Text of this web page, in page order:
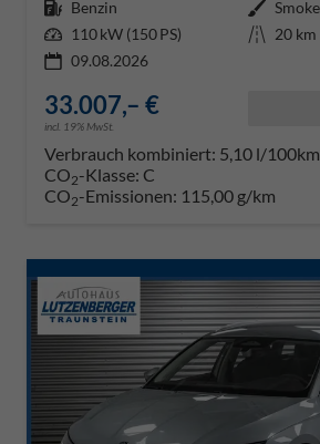
Kraftstoff Benzin Außenfarbe
Leistung 110 kW (150 PS) Kilometerstand 20 km
09.08.2026
33.007,– €
incl. 19% MwSt.
Verbrauch kombiniert: 5,10 l/100km
CO2-Klasse: C
CO2-Emissionen: 115,00 g/km